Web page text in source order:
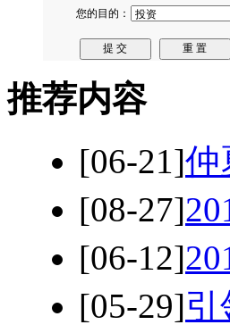
推荐内容
[06-21]仲
[08-27]
[06-12]
[05-29]